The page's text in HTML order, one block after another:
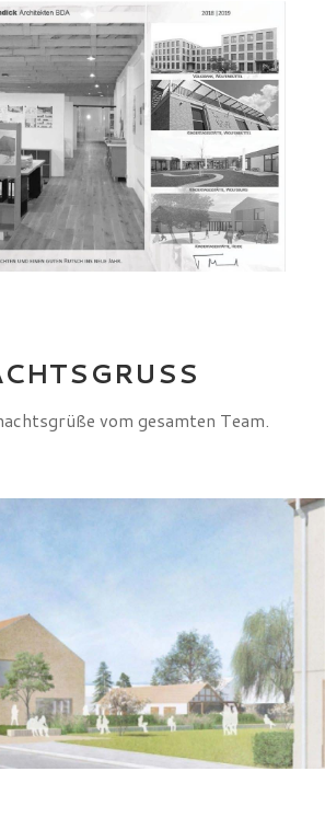
vom gesamten Team.